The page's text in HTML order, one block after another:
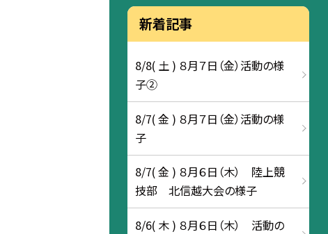
新着記事
8/8( 土 ) ８月７日（金）活動の様
子②
8/7( 金 ) ８月７日（金）活動の様
子
8/7( 金 ) ８月６日（木） 陸上競
技部 北信越大会の様子
8/6( 木 ) ８月６日（木） 活動の